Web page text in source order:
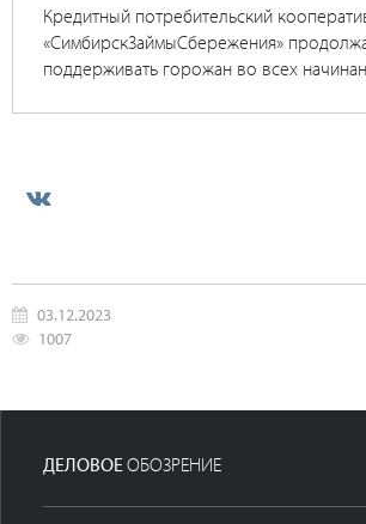
Кредитный потребительский
«СимбирскЗаймыСбережения»
поддерживать горожан во всех
03.12.2023
1007
ДЕЛОВОЕОБОЗРЕНИЕ